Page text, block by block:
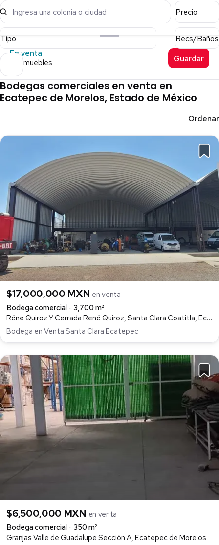
Ingresa una colonia o ciudad Precio
Tipo
Recs/Baños
En venta
17 inmuebles Guardar
Bodegas comerciales en venta en
Ecatepec de Morelos, Estado de México
Ordenar
$17,000,000 MXN en venta
Bodega comercial
3,700 m²
Réne Quiroz Y Cerrada René Quiroz, Santa Clara Coatitla, Ecatepec de Morelos
Bodega en Venta Santa Clara Ecatepec
$6,500,000 MXN en venta
Bodega comercial
350 m²
Granjas Valle de Guadalupe Sección A, Ecatepec de Morelos